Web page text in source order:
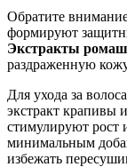
Обратите
формируют
Экстракты
раздраженную
Для ухода за
экстракт крапивы
стимулируют рост
минимальным
избежать